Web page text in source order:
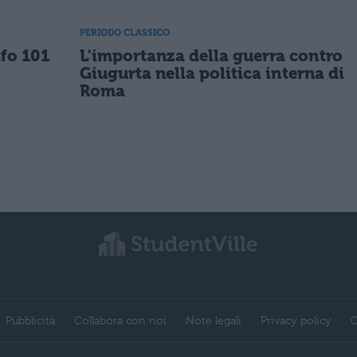
101
PERIODO CLASSICO
L'importanza della guerra contro
Giugurta nella politica interna di
Roma
Pubblicità Collabora con noi Note legali Privacy policy